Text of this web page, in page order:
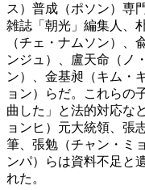
ス）普成（ポソン）専
雑誌「朝光」編集人、
（チェ・ナムソン）、
ンジュ）、盧天命（ノ
ン）、金基昶（キム・
ョン）らだ。これらの
曲した」と法的対応な
ョンヒ）元大統領、張
筆、張勉（チャン・ミ
ンパ）らは資料不足と
れた。